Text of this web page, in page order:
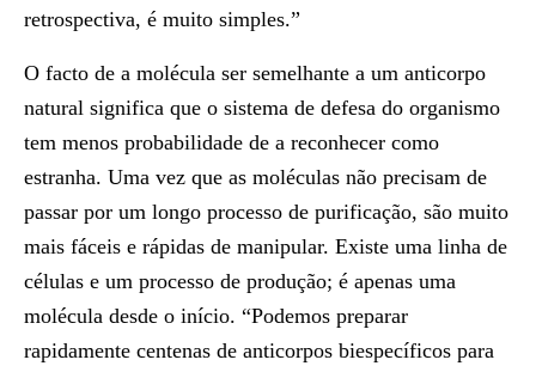
retrospectiva, é muito simples.”
O facto de a molécula ser semelhante a um anticorpo
natural significa que o sistema de defesa do organismo
tem menos probabilidade de a reconhecer como
estranha. Uma vez que as moléculas não precisam de
passar por um longo processo de purificação, são muito
mais fáceis e rápidas de manipular. Existe uma linha de
células e um processo de produção; é apenas uma
molécula desde o início. “Podemos preparar
rapidamente centenas de anticorpos biespecíficos para